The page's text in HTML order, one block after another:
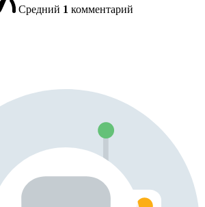
Средний 1 комментарий